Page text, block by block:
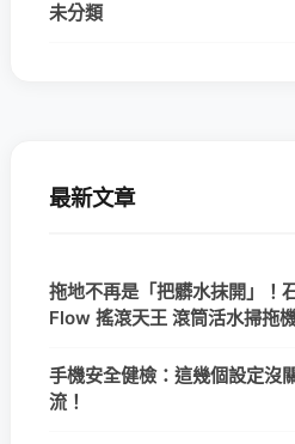
未分類
最新文章
拖地不再是「把髒水抹開」！
Flow 搖滾天王 滾筒活水掃拖
手機安全健檢：這幾個設定沒
流！